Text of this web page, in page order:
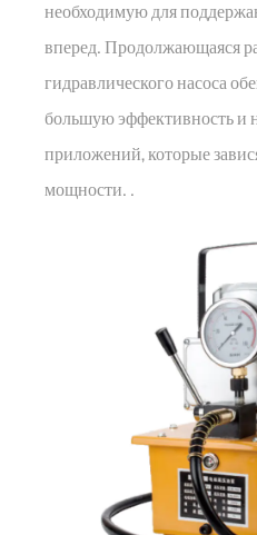
необходимую для
вперед. Продолжающаяся
гидравлического насоса
большую эффективность и
приложений, которые
мощности. .